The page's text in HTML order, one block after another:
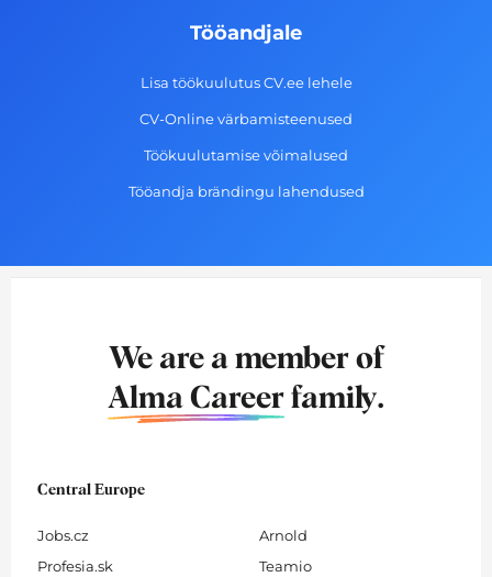
Tööandjale
Lisa töökuulutus CV.ee lehele
CV-Online värbamisteenused
Töökuulutamise võimalused
Tööandja brändingu lahendused
We are a member of
Alma Career family.
Central Europe
Jobs.cz
Profesia.sk
Arnold
Teamio